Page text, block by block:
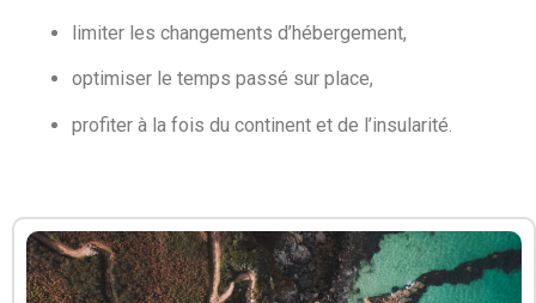
limiter les changements d’hébergement,
optimiser le temps passé sur place,
profiter à la fois du continent et de l’insularité.